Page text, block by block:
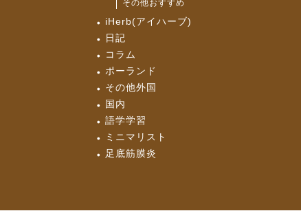
その他おすすめ
iHerb(アイハーブ)
日記
コラム
ポーランド
その他外国
国内
語学学習
ミニマリスト
足底筋膜炎